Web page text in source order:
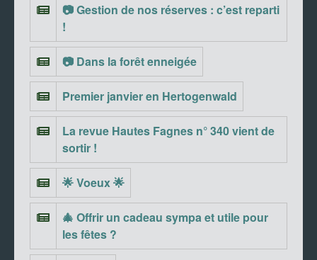
📷 Gestion de nos réserves : c’est reparti
!
📷 Dans la forêt enneigée
Premier janvier en Hertogenwald
La revue Hautes Fagnes n° 340 vient de
sortir !
🌟 Voeux 🌟
🎄 Offrir un cadeau sympa et utile pour
les fêtes ?